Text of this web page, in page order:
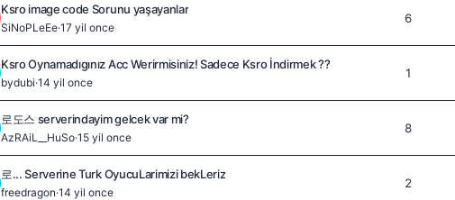
Ksro image code Sorunu yaşayanlar
SiNoPLeEe·17 yil once
6
Ksro Oynamadıgınız Acc Werirmisiniz! Sadece Ksro İndirmek ??
bydubi·14 yil once
1
로도스 serverindayim gelcek var mi?
AzRAiL__HuSo·15 yil once
8
로... Serverine Turk OyucuLarimizi bekLeriz
freedragon·14 yil once
2